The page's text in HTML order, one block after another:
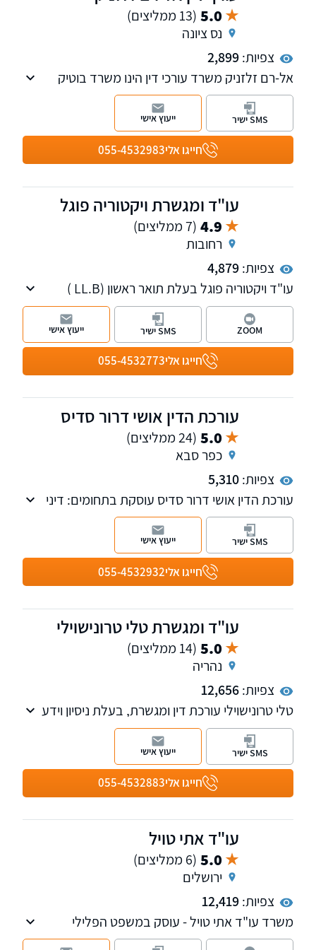
5.0 (13 ממליצים)
נס ציונה
צפיות:2,899
אל-רם זלזניק משרד עורכי דין הינו משרד בוטיק
איכותי ודינמי הממוקם בפארק המדע נס ציונה אשר
עוסק בתחומי המקרקעין, צוואות וירושות, דיני
משפחה, חדלות פירעון ופשיטות רגל.אני מאמין
ומקפיד על מתן שירות אישי, מקצועי ויעיל ביותר
לכל לקוח ולקוח תוך מתן דגש מיוחד על יחס אישי,
חייגו אלי055-4532983
SMS ישיר ייעוץ אישי
עו"ד ומגשרת ויקטוריה פוגל
4.9 (7 ממליצים)
רחובות
צפיות:4,879
עו"ד ויקטוריה פוגל בעלת תואר ראשון (LL.B )
ותואר שני (LL.M ) במשפטים, עם כניסתה לעולם
המשפט מיקדה פעילותה לתחום דיני המשפחה,
מקרקעין נדל"ן ותביעות נזיקין.
חייגו אלי055-4532773
ZOOM SMS ישיר ייעוץ אישי
עורכת הדין אושי דרור סדיס
5.0 (24 ממליצים)
כפר סבא
צפיות:5,310
עורכת הדין אושי דרור סדיס עוסקת בתחומים: דיני
משפחה נדל"ן, יפויי כח מתמשך צוואות וירושות
חייגו אלי055-4532932
SMS ישיר ייעוץ אישי
עו"ד ומגשרת טלי טרונישוילי
5.0 (14 ממליצים)
נהריה
צפיות:12,656
טלי טרונישוילי עורכת דין ומגשרת, בעלת ניסיון וידע
עשיר בתחום דיני המשפחה, ניהול הליכי גירושין,
צוואות וירושות, מקרקעין נדל"ן, פירוק שיתוף
ופשיטת רגל. למשרד שלוחות בקרית מוצקין, נהריה
וחיפה.
חייגו אלי055-4532883
SMS ישיר ייעוץ אישי
עו"ד אתי טויל
5.0 (6 ממליצים)
ירושלים
צפיות:12,419
משרד עו"ד אתי טויל - עוסק במשפט הפלילי
(הטרדות מיניות, עתירות אסירים, עבירות סמים,